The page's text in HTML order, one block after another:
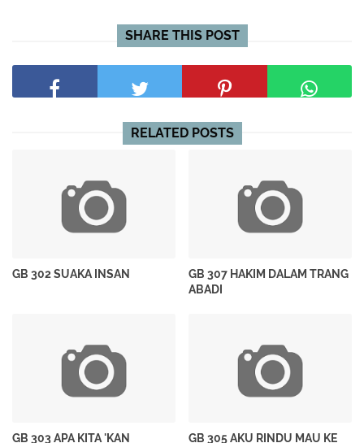
SHARE THIS POST
RELATED POSTS
GB 302 SUAKA INSAN
GB 307 HAKIM DALAM TRANG
ABADI
GB 303 APA KITA 'KAN
GB 305 AKU RINDU MAU KE